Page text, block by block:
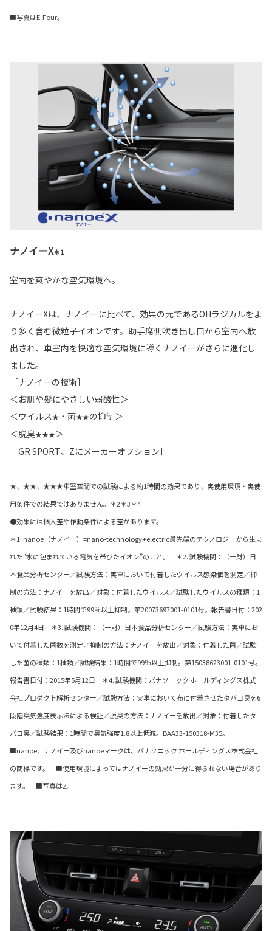
■写真はE-Four。
ナノイーX＊1
室内を爽やかな空気環境へ。
ナノイーXは、ナノイーに比べて、効果の元であるOHラジカルをよ
り多く含む微粒子イオンです。助手席側吹き出し口から室内へ放
出され、車室内を快適な空気環境に導くナノイーがさらに進化し
ました。
［ナノイーの技術］
＜お肌や髪にやさしい弱酸性＞
＜ウイルス★ ・菌★★の抑制＞
＜脱臭★★★＞
［GR SPORT、Zにメーカーオプション］
★、★★、★★★車室空間での試験による約1時間の効果であり、実使用環境・実使
用条件での結果ではありません。＊2＊3＊4
●効果には個人差や作動条件による差があります。
＊1. nanoe（ナノイー）=nano-technology+electric最先端のテクノロジーから生ま
れた“水に包まれている電気を帯びたイオン”のこと。 ＊2. 試験機関：（一財）日
本食品分析センター／試験方法：実車において付着したウイルス感染価を測定／抑
制の方法：ナノイーを放出／対象：付着したウイルス／試験したウイルスの種類：1
種類／試験結果：1時間で99％以上抑制。第20073697001-0101号。報告書日付：202
0年12月4日 ＊3. 試験機関：（一財）日本食品分析センター／試験方法：実車にお
いて付着した菌数を測定／抑制の方法：ナノイーを放出／対象：付着した菌／試験
した菌の種類：1種類／試験結果：1時間で99％以上抑制。第15038623001-0101号。
報告書日付：2015年5月12日 ＊4. 試験機関：パナソニック ホールディングス株式
会社プロダクト解析センター／試験方法：実車において布に付着させたタバコ臭を6
段階臭気強度表示法による検証／脱臭の方法：ナノイーを放出／対象：付着したタ
バコ臭／試験結果：1時間で臭気強度1.8以上低減。BAA33-150318-M35。
■nanoe、ナノイー及びnanoeマークは、パナソニック ホールディングス株式会社
の商標です。 ■使用環境によってはナノイーの効果が十分に得られない場合があり
ます。 ■写真はZ。